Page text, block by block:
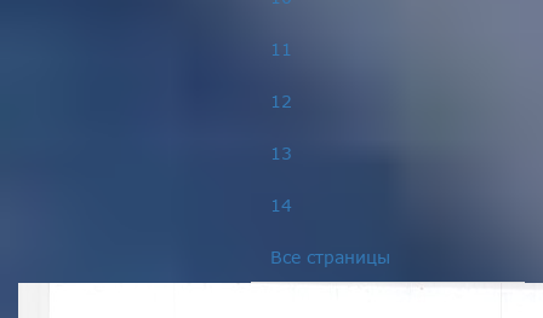
11
12
13
14
Все страницы